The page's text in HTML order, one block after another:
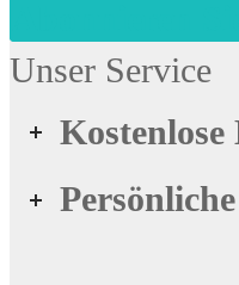
Unser Service